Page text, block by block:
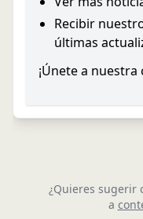
Recibir
últimas
¡Únete a
¿Quieres sugerir
a